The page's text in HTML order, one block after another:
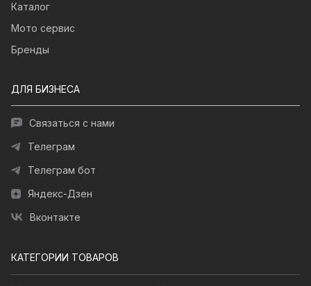
Каталог
Мото сервис
Бренды
ДЛЯ БИЗНЕСА
Связаться с нами
Телеграм
Телеграм бот
Яндекс-Дзен
Вконтакте
КАТЕГОРИИ ТОВАРОВ